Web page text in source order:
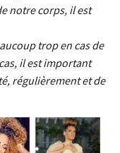
notre corps, il est
trop en cas de
il est important
régulièrement et de